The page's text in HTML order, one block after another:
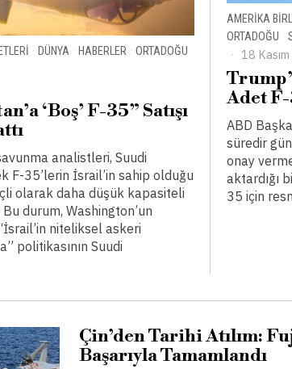
· DÜNYA · HABERLER · ORTADOĞU
‘Boş’ F-35” Satışı
analistleri, Suudi
F-35’lerin İsrail’in sahip olduğu
olarak daha düşük kapasiteli
Bu durum, Washington’un
niteliksel askeri
politikasının Suudi
AMERIKA
ORTADOĞU ·
18
Adet
ABD
süredir
onay
aktardığı
35 için
Çin’den Tarihi Atılım:
Başarıyla Tamamlandı